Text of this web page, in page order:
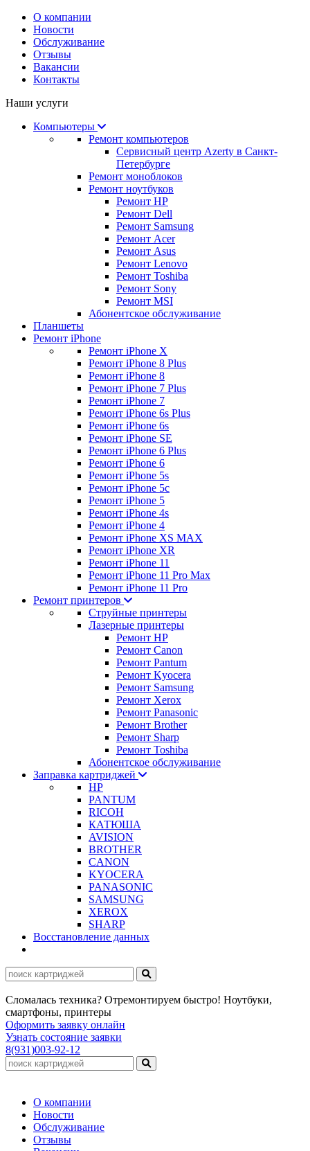
О компании
Новости
Обслуживание
Отзывы
Вакансии
Контакты
Наши услуги
Компьютеры
Ремонт компьютеров
Сервисный центр Azerty в Санкт-
Петербурге
Ремонт моноблоков
Ремонт ноутбуков
Ремонт HP
Ремонт Dell
Ремонт Samsung
Ремонт Acer
Ремонт Asus
Ремонт Lenovo
Ремонт Toshiba
Ремонт Sony
Ремонт MSI
Абонентское обслуживание
Планшеты
Ремонт iPhone
Ремонт iPhone X
Ремонт iPhone 8 Plus
Ремонт iPhone 8
Ремонт iPhone 7 Plus
Ремонт iPhone 7
Ремонт iPhone 6s Plus
Ремонт iPhone 6s
Ремонт iPhone SE
Ремонт iPhone 6 Plus
Ремонт iPhone 6
Ремонт iPhone 5s
Ремонт iPhone 5c
Ремонт iPhone 5
Ремонт iPhone 4s
Ремонт iPhone 4
Ремонт iPhone XS MAX
Ремонт iPhone XR
Ремонт iPhone 11
Ремонт iPhone 11 Pro Max
Ремонт iPhone 11 Pro
Ремонт принтеров
Струйные принтеры
Лазерные принтеры
Ремонт HP
Ремонт Canon
Ремонт Pantum
Ремонт Kyocera
Ремонт Samsung
Ремонт Xerox
Ремонт Panasonic
Ремонт Brother
Ремонт Sharp
Ремонт Toshiba
Абонентское обслуживание
Заправка картриджей
HP
PANTUM
RICOH
КАТЮША
AVISION
BROTHER
CANON
KYOCERA
PANASONIC
SAMSUNG
XEROX
SHARP
Восстановление данных
Сломалась техника? Отремонтируем быстро! Ноутбуки,
смартфоны, принтеры
Оформить заявку онлайн
Узнать состояние заявки
8(931)003-92-12
О компании
Новости
Обслуживание
Отзывы